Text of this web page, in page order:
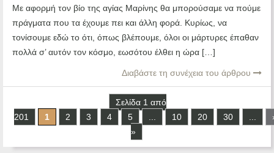
Με αφορμή τον βίο της αγίας Μαρίνης θα μπορούσαμε να πούμε
πράγματα που τα έχουμε πει και άλλη φορά. Κυρίως, να
τονίσουμε εδώ το ότι, όπως βλέπουμε, όλοι οι μάρτυρες έπαθαν
πολλά σ’ αυτόν τον κόσμο, εωσότου έλθει η ώρα […]
Διαβάστε τη συνέχεια του άρθρου
Σελίδα 1 από
201
1 2 3 4 5 10 20 30
»